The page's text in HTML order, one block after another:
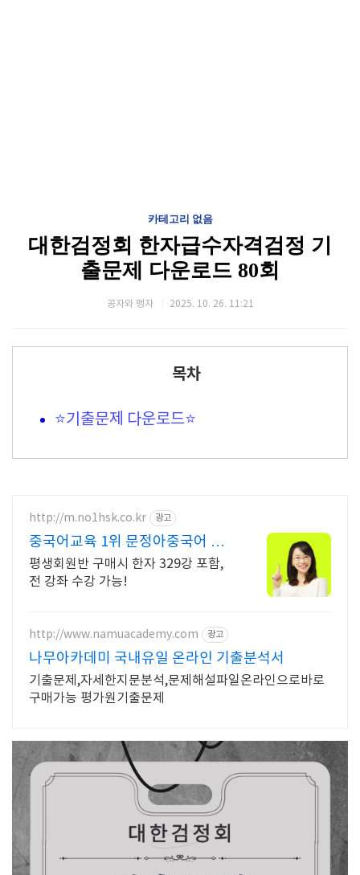
카테고리 없음
대한검정회 한자급수자격검정 기
출문제 다운로드 80회
공자와 맹자 2025. 10. 26. 11:21
목차
⭐기출문제 다운로드⭐
http://m.no1hsk.co.kr 광고
중국어교육 1위 문정아중국어 브
랜드파워 3년연속 대상수상
평생회원반 구매시 한자 329강 포함,
전 강좌 수강 가능!
http://www.namuacademy.com 광고
나무아카데미 국내유일 온라인 기출분석서
기출문제,자세한지문분석,문제해설파일온라인으로바로
구매가능 평가원기출문제